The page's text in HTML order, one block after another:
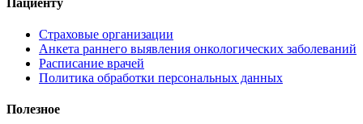
Страховые организации
Анкета раннего выявления онкологических заболеваний
Расписание врачей
Политика обработки персональных данных
Полезное